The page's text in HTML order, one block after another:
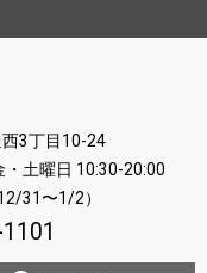
3丁目10-24
土曜日 10:30-20:00
31〜1/2）